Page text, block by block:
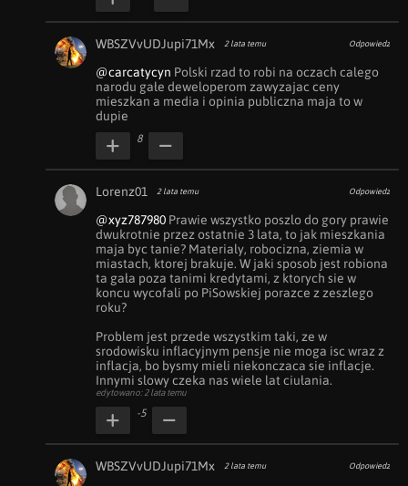
WBSZVvUDJupi71Mx 2 lata temu Odpowiedz
@carcatycyn Polski rzad to robi na oczach calego
narodu gałe deweloperom zawyzajac ceny
mieszkan a media i opinia publiczna maja to w
dupie
8
Lorenz01 2 lata temu Odpowiedz
@xyz787980 Prawie wszystko poszlo do gory prawie
dwukrotnie przez ostatnie 3 lata, to jak mieszkania
maja byc tanie? Materialy, robocizna, ziemia w
miastach, ktorej brakuje. W jaki sposob jest robiona
ta gała poza tanimi kredytami, z ktorych sie w
koncu wycofali po PiSowskiej porazce z zeszlego
roku?
Problem jest przede wszystkim taki, ze w
srodowisku inflacyjnym pensje nie moga isc wraz z
inflacja, bo bysmy mieli niekonczaca sie inflacje.
Innymi slowy czeka nas wiele lat ciułania.
edytowano: 2 lata temu
-5
WBSZVvUDJupi71Mx 2 lata temu Odpowiedz